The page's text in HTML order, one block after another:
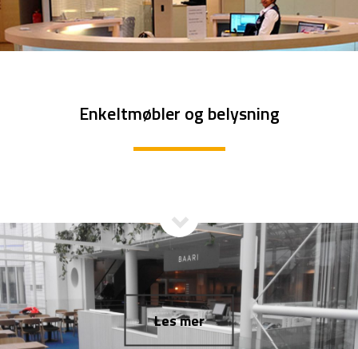
Enkeltmøbler og belysning
Les mer